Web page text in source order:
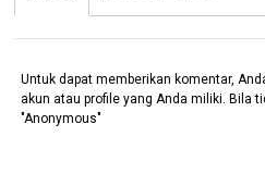
Untuk dapat memberikan komentar,
akun atau profile yang Anda miliki. Bila
"Anonymous"